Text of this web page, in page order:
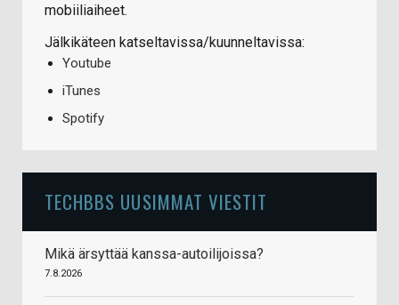
mobiiliaiheet.
Jälkikäteen katseltavissa/kuunneltavissa:
Youtube
iTunes
Spotify
TECHBBS UUSIMMAT VIESTIT
Mikä ärsyttää kanssa-autoilijoissa?
7.8.2026